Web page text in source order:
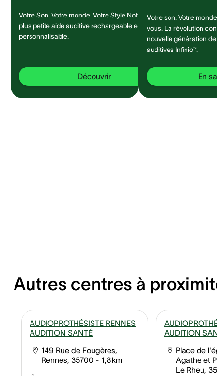
Votre Son. Votre monde. Votre Style.Notre
plus petite aide auditive rechargeable et
personnalisable.
Découvrir
Votre son. Votre
vous. La révolution
nouvelle génération
auditives Infinio™.
En
Autres centres à
AUDIOPROTHÉSISTE RENNES
AUDITION SANTÉ
149 Rue de Fougères,
Rennes, 35700 - 1,8 km
AUDITION
Place de
Agathe et
Le Rheu,